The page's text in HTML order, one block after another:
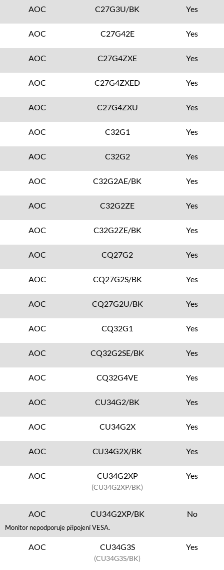
AOC C27G3U/BK Yes
AOC C27G42E Yes
AOC C27G4ZXE Yes
AOC C27G4ZXED Yes
AOC C27G4ZXU Yes
AOC C32G1 Yes
AOC C32G2 Yes
AOC C32G2AE/BK Yes
AOC C32G2ZE Yes
AOC C32G2ZE/BK Yes
AOC CQ27G2 Yes
AOC CQ27G2S/BK Yes
AOC CQ27G2U/BK Yes
AOC CQ32G1 Yes
AOC CQ32G2SE/BK Yes
AOC CQ32G4VE Yes
AOC CU34G2/BK Yes
AOC CU34G2X Yes
AOC CU34G2X/BK Yes
AOC CU34G2XP
(CU34G2XP/BK)
Yes
AOC CU34G2XP/BK No
Monitor nepodporuje připojení VESA.
AOC CU34G3S
(CU34G3S/BK)
Yes